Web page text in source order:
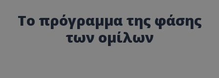
Το πρόγραμμα της φάσης
των ομίλων